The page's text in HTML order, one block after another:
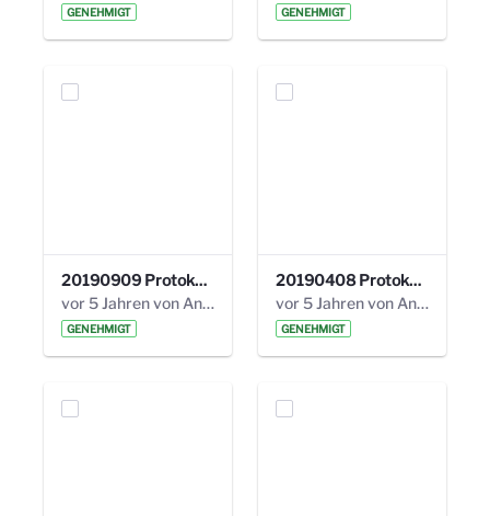
GENEHMIGT GENEHMIGT
20190909 Protokoll 27. Steuerungskreis.pdf
vor 5 Jahren von Anni Schlumberger
GENEHMIGT
20190408 Protokoll 26. Steuerungskreis.pdf
vor 5 Jahren von Anni Schlumberger
GENEHMIGT